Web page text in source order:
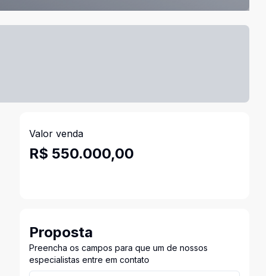
Valor venda
R$ 550.000,00
Proposta
Preencha os campos para que um de nossos
especialistas entre em contato